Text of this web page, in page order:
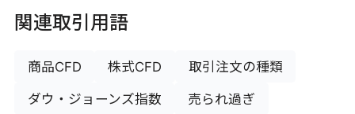
関連取引用語
商品CFD 株式CFD 取引注文の種類
ダウ・ジョーンズ指数 売られ過ぎ